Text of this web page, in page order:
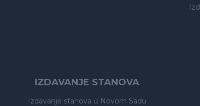
IZDAVANJE STANOVA
Izdavanje stanova u Novom Sadu